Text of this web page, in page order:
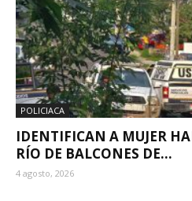
POLICIACA
IDENTIFICAN A MUJER
RÍO DE BALCONES DE...
4 agosto, 2026